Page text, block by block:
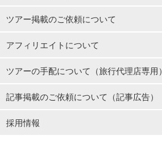
ツアー掲載のご依頼について
アフィリエイトについて
ツアーの手配について（旅行代理店専用）
記事掲載のご依頼について（記事広告）
採用情報